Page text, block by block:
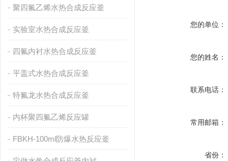
聚四氟乙烯水热合成反应釜
实验室水热合成反应釜
四氟内衬水热合成反应釜
平盖式水热合成反应釜
特氟龙水热合成反应釜
内杯聚四氟乙烯反应罐
FBKH-100ml防爆水热反应釜
您的单位：
您的姓名：
联系电话：
常用邮箱：
省份：